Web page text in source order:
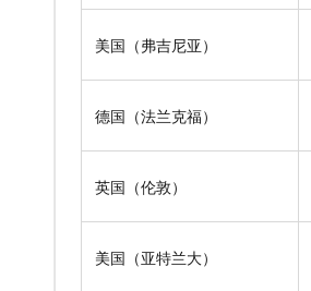
美国（弗吉尼亚）
德国（法兰克福）
英国（伦敦）
美国（亚特兰大）